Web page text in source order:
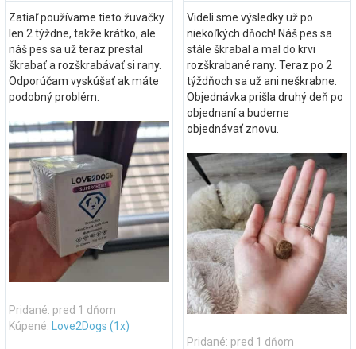
Zatiaľ používame tieto žuvačky
len 2 týždne, takže krátko, ale
náš pes sa už teraz prestal
škrabať a rozškrabávať si rany.
Odporúčam vyskúšať ak máte
podobný problém.
Pridané: pred 1 dňom
Kúpené:
Love2Dogs (1x)
Videli sme výsledky už po
niekoľkých dňoch! Náš pes sa
stále škrabal a mal do krvi
rozškrabané rany. Teraz po 2
týždňoch sa už ani neškrabne.
Objednávka prišla druhý deň po
objednaní a budeme
objednávať znovu.
Pridané: pred 1 dňom